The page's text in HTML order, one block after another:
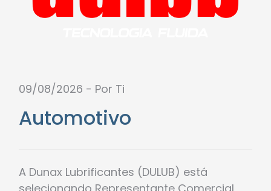
09/08/2026 - Por Ti
Automotivo
A Dunax Lubrificantes (DULUB) está
selecionando Representante Comercial